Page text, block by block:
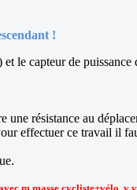
!
le capteur de
une résistance au
effectuer ce travail il